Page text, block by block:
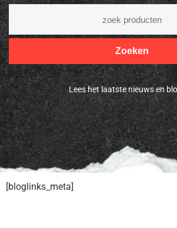
Zoeken
Lees het laatste nieuws en
[bloglinks_meta]